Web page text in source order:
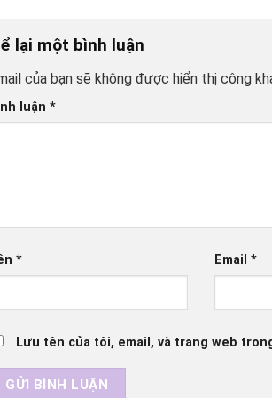
lại một bình luận
của bạn sẽ không được hiển thị công
luận *
* Email*
Lưu tên của tôi, email, và trang web